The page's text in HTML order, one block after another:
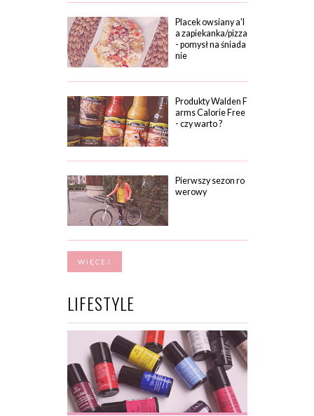
Placek owsiany a'l
a zapiekanka/pizza
- pomysł na śniada
nie
Produkty Walden F
arms Calorie Free
- czy warto ?
Pierwszy sezon ro
werowy
WIĘCEJ
LIFESTYLE